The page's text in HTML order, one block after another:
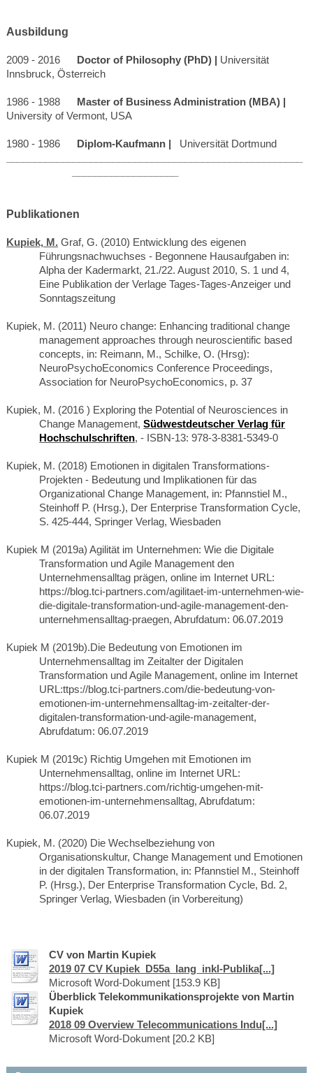
Ausbildung
2009 - 2016 Doctor of Philosophy (PhD) | Universität
Innsbruck, Österreich
1986 - 1988 Master of Business Administration (MBA) |
University of Vermont, USA
1980 - 1986 Diplom-Kaufmann | Universität Dortmund
Publikationen
Kupiek, M. Graf, G. (2010) Entwicklung des eigenen
Führungsnachwuchses - Begonnene Hausaufgaben in:
Alpha der Kadermarkt, 21./22. August 2010, S. 1 und 4,
Eine Publikation der Verlage Tages-Tages-Anzeiger und
Sonntagszeitung
Kupiek, M. (2011) Neuro change: Enhancing traditional change
management approaches through neuroscientific based
concepts, in: Reimann, M., Schilke, O. (Hrsg):
NeuroPsychoEconomics Conference Proceedings,
Association for NeuroPsychoEconomics, p. 37
Kupiek, M. (2016 ) Exploring the Potential of Neurosciences in
Change Management,Südwestdeutscher Verlag für
Hochschulschriften, - ISBN-13: 978-3-8381-5349-0
Kupiek, M. (2018) Emotionen in digitalen Transformations-
Projekten - Bedeutung und Implikationen für das
Organizational Change Management, in: Pfannstiel M.,
Steinhoff P. (Hrsg.), Der Enterprise Transformation Cycle,
S. 425-444, Springer Verlag, Wiesbaden
Kupiek M (2019a) Agilität im Unternehmen: Wie die Digitale
Transformation und Agile Management den
Unternehmensalltag prägen, online im Internet URL:
https://blog.tci-partners.com/agilitaet-im-unternehmen-wie-
die-digitale-transformation-und-agile-management-den-
unternehmensalltag-praegen, Abrufdatum: 06.07.2019
Kupiek M (2019b).Die Bedeutung von Emotionen im
Unternehmensalltag im Zeitalter der Digitalen
Transformation und Agile Management, online im Internet
URL:ttps://blog.tci-partners.com/die-bedeutung-von-
emotionen-im-unternehmensalltag-im-zeitalter-der-
digitalen-transformation-und-agile-management,
Abrufdatum: 06.07.2019
Kupiek M (2019c) Richtig Umgehen mit Emotionen im
Unternehmensalltag, online im Internet URL:
https://blog.tci-partners.com/richtig-umgehen-mit-
emotionen-im-unternehmensalltag, Abrufdatum:
06.07.2019
Kupiek, M. (2020) Die Wechselbeziehung von
Organisationskultur, Change Management und Emotionen
in der digitalen Transformation, in: Pfannstiel M., Steinhoff
P. (Hrsg.), Der Enterprise Transformation Cycle, Bd. 2,
Springer Verlag, Wiesbaden (in Vorbereitung)
CV von Martin Kupiek
2019 07 CV Kupiek_D55a_lang_inkl-Publika[...]
Microsoft Word-Dokument [153.9 KB]
Überblick Telekommunikationsprojekte von Martin
Kupiek
2018 09 Overview Telecommunications Indu[...]
Microsoft Word-Dokument [20.2 KB]